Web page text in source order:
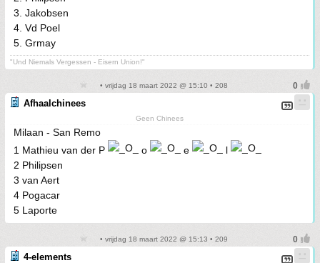
3. Jakobsen
4. Vd Poel
5. Grmay
"Und Niemals Vergessen - Eisern Union!"
• vrijdag 18 maart 2022 @ 15:10 • 208
Afhaalchinees
Geen Chinees
Milaan - San Remo
1 Mathieu van der P
o e
l
2 Philipsen
3 van Aert
4 Pogacar
5 Laporte
• vrijdag 18 maart 2022 @ 15:13 • 209
4-elements